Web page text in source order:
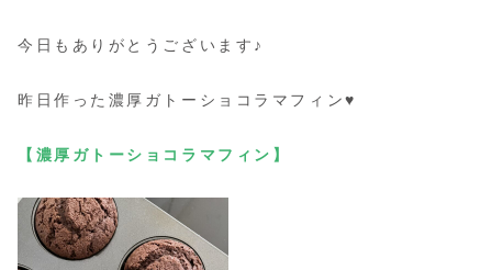
今日もありがとうございます♪
昨日作った濃厚ガトーショコラマフィン♥
【濃厚ガトーショコラマフィン】